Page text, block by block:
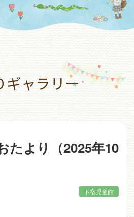
ギャラリー
たより（2025年10
下宿児童館